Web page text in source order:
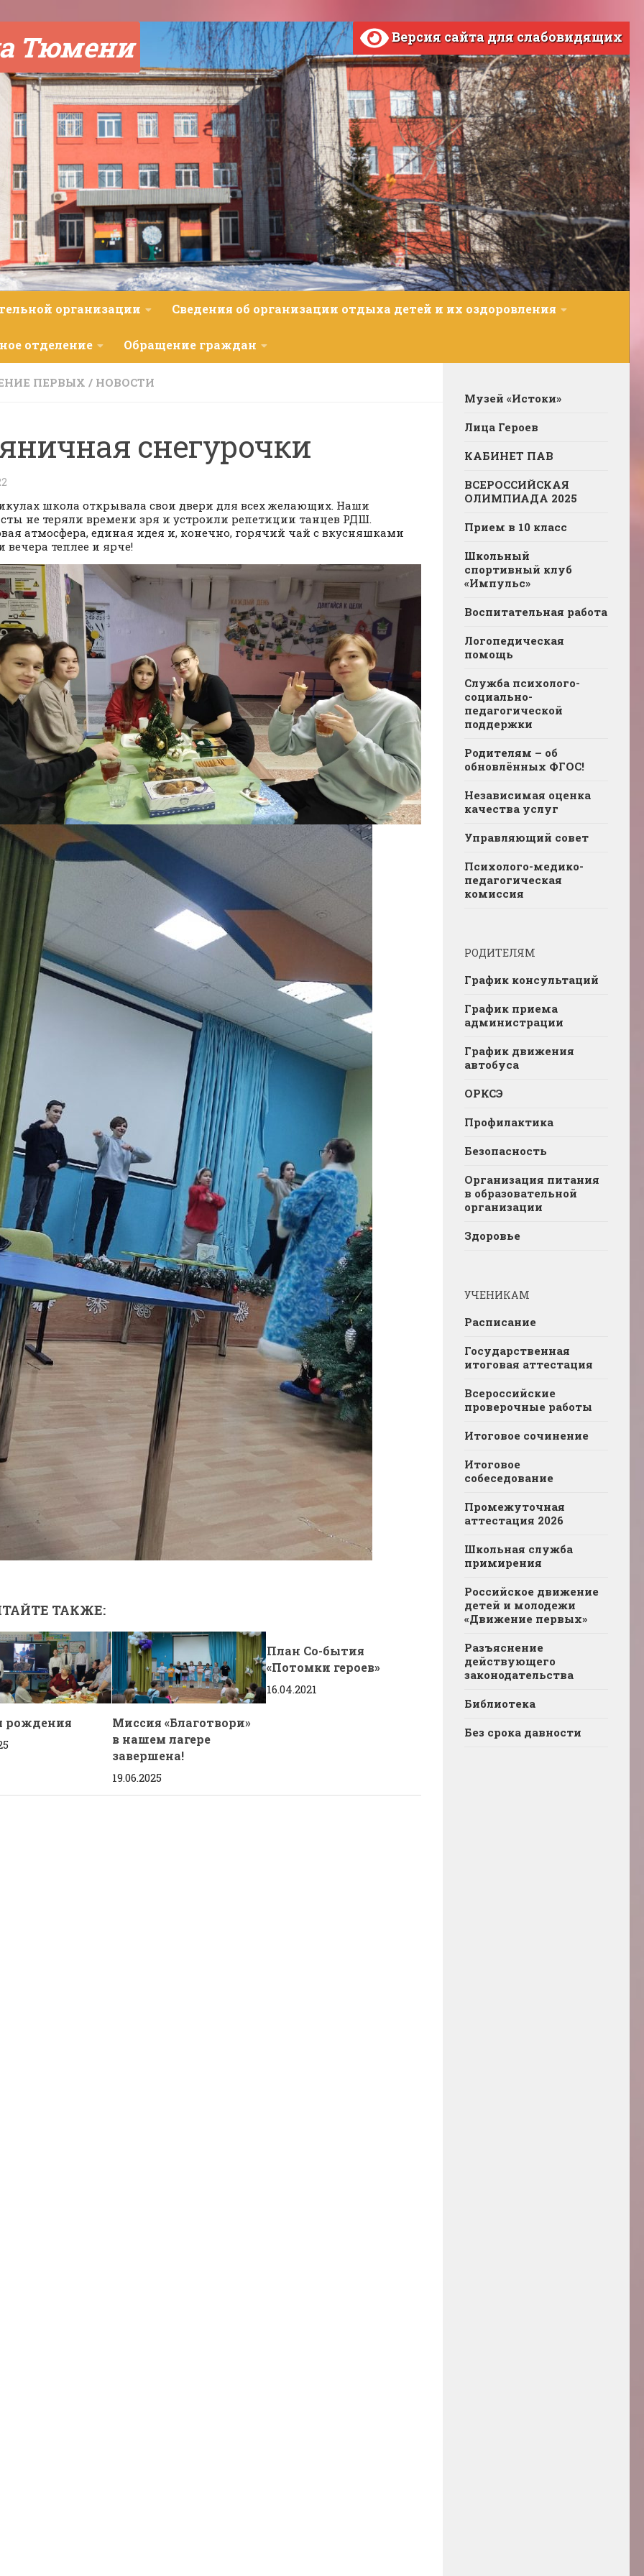
Тюмени Версия сайта для слабовидящих
организации Сведения об организации отдыха детей и их оздоровления
отделение Обращение граждан
ПЕРВЫХ / НОВОСТИ
снегурочки
школа открывала свои двери для всех желающих. Наши
не теряли времени зря и устроили репетиции танцев РДШ.
атмосфера, единая идея и, конечно, горячий чай с вкусняшками
вечера теплее и ярче!
ТАКЖЕ:
рождения
Миссия «Благотвори»
в нашем лагере
завершена!
19.06.2025
План Со-бытия
«Потомки героев»
16.04.2021
Музей «Истоки»
Лица Героев
КАБИНЕТ ПАВ
ВСЕРОССИЙСКАЯ
ОЛИМПИАДА 2025
Прием в 10 класс
Школьный
спортивный клуб
«Импульс»
Воспитательная работа
Логопедическая
помощь
Служба психолого-
социально-
педагогической
поддержки
Родителям – об
обновлённых ФГОС!
Независимая оценка
качества услуг
Управляющий совет
Психолого-медико-
педагогическая
комиссия
РОДИТЕЛЯМ
График консультаций
График приема
администрации
График движения
автобуса
ОРКСЭ
Профилактика
Безопасность
Организация питания
в образовательной
организации
Здоровье
УЧЕНИКАМ
Расписание
Государственная
итоговая аттестация
Всероссийские
проверочные работы
Итоговое сочинение
Итоговое
собеседование
Промежуточная
аттестация 2026
Школьная служба
примирения
Российское движение
детей и молодежи
«Движение первых»
Разъяснение
действующего
законодательства
Библиотека
Без срока давности